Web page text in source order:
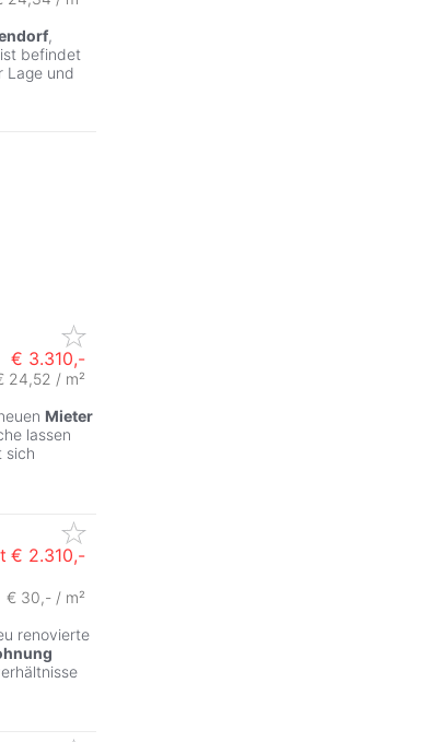
,
befindet
Lage und
€ 3.310,-
24,52 / m²
Mieter
lassen
sich
€ 2.310,-
€ 30,- / m²
renovierte